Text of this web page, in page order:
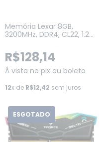
Memória Lexar 8GB,
3200MHz, DDR4, CL22, 1.2V
B3200GSST)
R$128,14
Á vista no pix ou boleto
12x de R$12,42 sem juros
ESGOTADO